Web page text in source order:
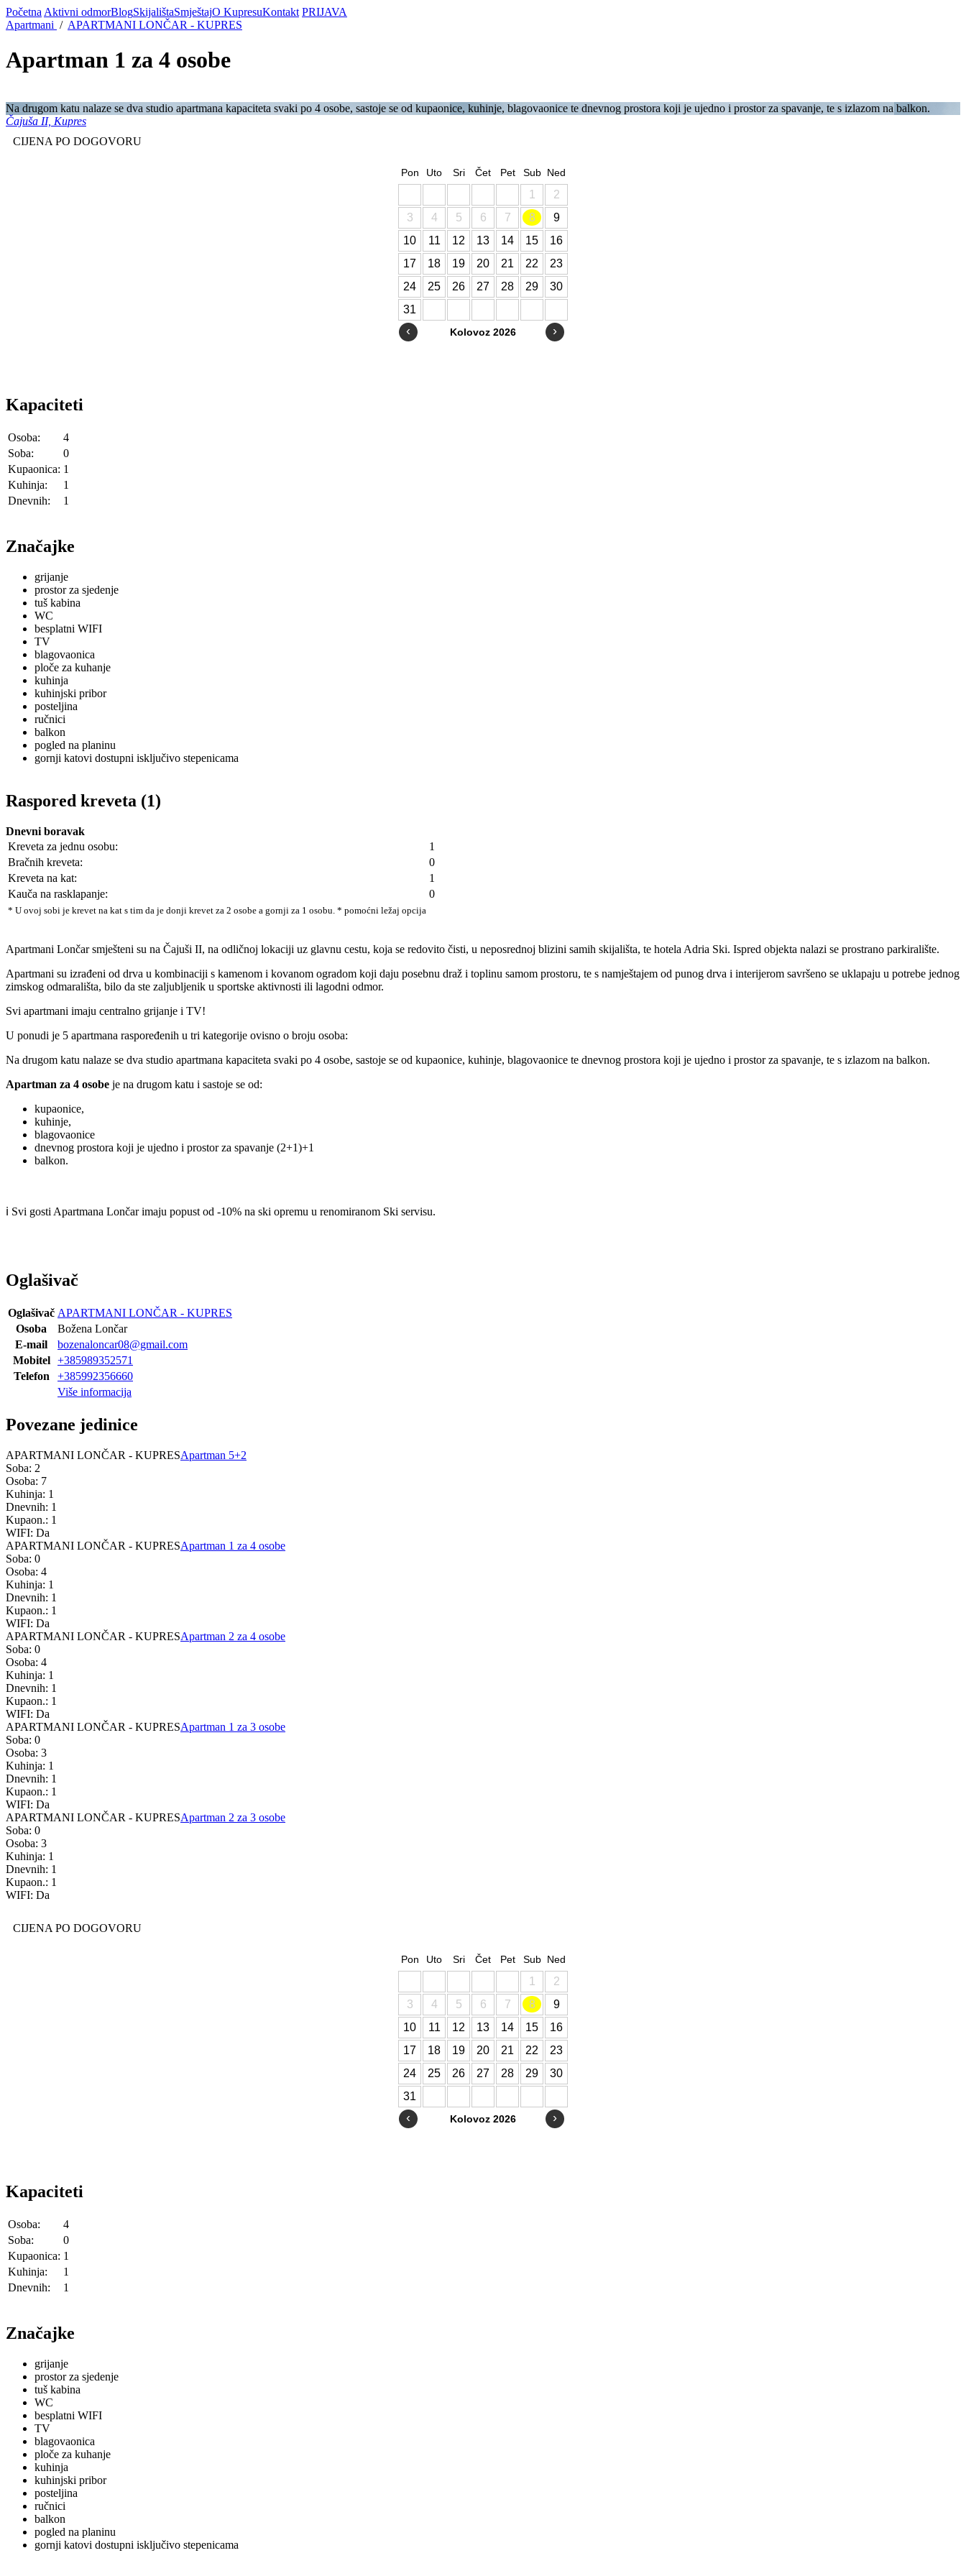
Početna Aktivni odmorBlogSkijalištaSmještajO KupresuKontakt PRIJAVA
Apartmani / APARTMANI LONČAR - KUPRES
Apartman 1 za 4 osobe
Na drugom katu nalaze se dva studio apartmana kapaciteta svaki po 4 osobe, sastoje se od kupaonice, kuhinje, blagovaonice te dnevnog prostora koji je ujedno i prostor za spavanje, te s izlazom na balkon.
Čajuša II, Kupres
CIJENA PO DOGOVORU
Kapaciteti
Osoba:
4
Soba:
0
Kupaonica: 1
Kuhinja:
1
Dnevnih:
1
Značajke
grijanje
prostor za sjedenje
tuš kabina
WC
besplatni WIFI
TV
blagovaonica
ploče za kuhanje
kuhinja
kuhinjski pribor
posteljina
ručnici
balkon
pogled na planinu
gornji katovi dostupni isključivo stepenicama
Raspored kreveta (1)
Dnevni boravak
Kreveta za jednu osobu:
1
Bračnih kreveta:
0
Kreveta na kat:
1
Kauča na rasklapanje:
0
* U ovoj sobi je krevet na kat s tim da je donji krevet za 2 osobe a gornji za 1 osobu. * pomoćni ležaj opcija
Apartmani Lončar smješteni su na Čajuši II, na odličnoj lokaciji uz glavnu cestu, koja se redovito čisti, u neposrednoj blizini samih skijališta, te hotela Adria Ski. Ispred objekta nalazi se prostrano parkiralište.
Apartmani su izrađeni od drva u kombinaciji s kamenom i kovanom ogradom koji daju posebnu draž i toplinu samom prostoru, te s namještajem od punog drva i interijerom savršeno se uklapaju u potrebe jednog
zimskog odmarališta, bilo da ste zaljubljenik u sportske aktivnosti ili lagodni odmor.
Svi apartmani imaju centralno grijanje i TV!
U ponudi je 5 apartmana raspoređenih u tri kategorije ovisno o broju osoba:
Na drugom katu nalaze se dva studio apartmana kapaciteta svaki po 4 osobe, sastoje se od kupaonice, kuhinje, blagovaonice te dnevnog prostora koji je ujedno i prostor za spavanje, te s izlazom na balkon.
Apartman za 4 osobe je na drugom katu i sastoje se od:
kupaonice,
kuhinje,
blagovaonice
dnevnog prostora koji je ujedno i prostor za spavanje (2+1)+1
balkon.
ℹ️ Svi gosti Apartmana Lončar imaju popust od -10% na ski opremu u renomiranom Ski servisu.
Oglašivač
Oglašivač APARTMANI LONČAR - KUPRES
Osoba
Božena Lončar
E-mail
bozenaloncar08@gmail.com
Mobitel
+385989352571
Telefon
+385992356660
Više informacija
Povezane jedinice
APARTMANI LONČAR - KUPRESApartman 5+2
Soba: 2
Osoba: 7
Kuhinja: 1
Dnevnih: 1
Kupaon.: 1
WIFI: Da
APARTMANI LONČAR - KUPRESApartman 1 za 4 osobe
Soba: 0
Osoba: 4
Kuhinja: 1
Dnevnih: 1
Kupaon.: 1
WIFI: Da
APARTMANI LONČAR - KUPRESApartman 2 za 4 osobe
Soba: 0
Osoba: 4
Kuhinja: 1
Dnevnih: 1
Kupaon.: 1
WIFI: Da
APARTMANI LONČAR - KUPRESApartman 1 za 3 osobe
Soba: 0
Osoba: 3
Kuhinja: 1
Dnevnih: 1
Kupaon.: 1
WIFI: Da
APARTMANI LONČAR - KUPRESApartman 2 za 3 osobe
Soba: 0
Osoba: 3
Kuhinja: 1
Dnevnih: 1
Kupaon.: 1
WIFI: Da
CIJENA PO DOGOVORU
Kapaciteti
Osoba:
4
Soba:
0
Kupaonica: 1
Kuhinja:
1
Dnevnih:
1
Značajke
grijanje
prostor za sjedenje
tuš kabina
WC
besplatni WIFI
TV
blagovaonica
ploče za kuhanje
kuhinja
kuhinjski pribor
posteljina
ručnici
balkon
pogled na planinu
gornji katovi dostupni isključivo stepenicama